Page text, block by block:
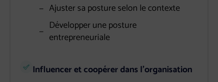
Ajuster sa posture selon le contexte
Développer une posture
entrepreneuriale
Influencer et coopérer dans l’organisation